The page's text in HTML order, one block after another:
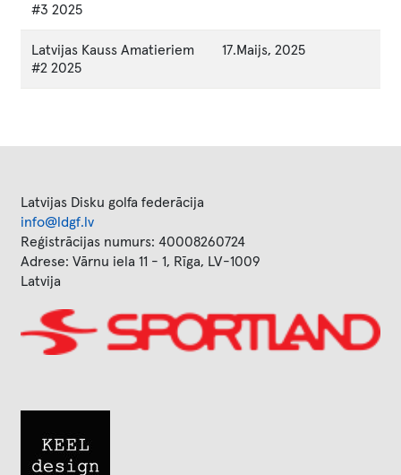
#3 2025
Latvijas Kauss Amatieriem
#2 2025
17.Maijs, 2025
Latvijas Disku golfa federācija
info@ldgf.lv
Reģistrācijas numurs: 40008260724
Adrese: Vārnu iela 11 - 1, Rīga, LV-1009
Latvija
Image